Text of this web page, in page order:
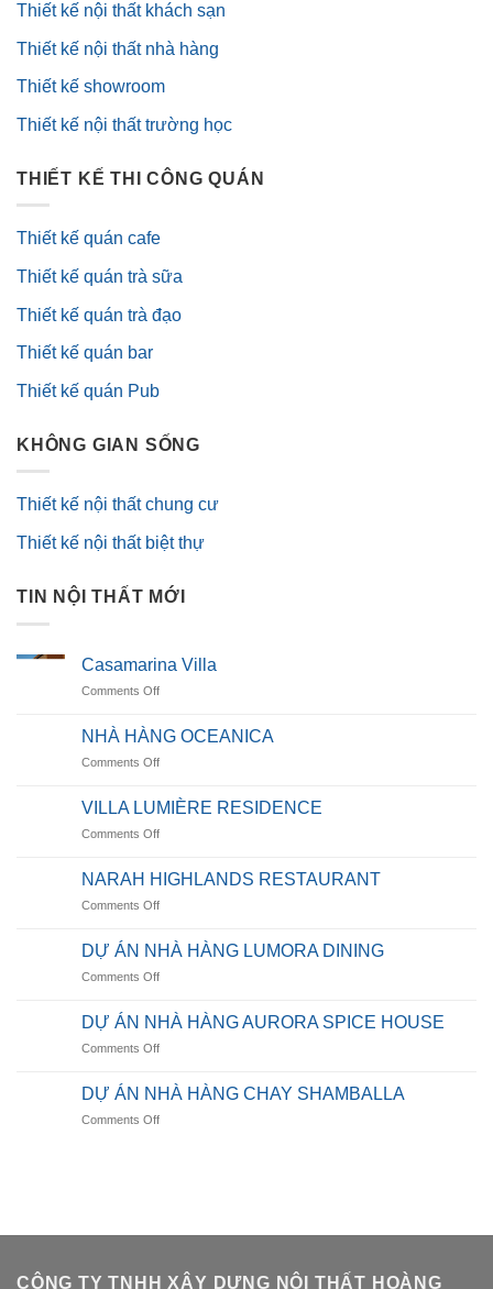
Thiết kế nội thất khách sạn
Thiết kế nội thất nhà hàng
Thiết kế showroom
Thiết kế nội thất trường học
THIẾT KẾ THI CÔNG QUÁN
Thiết kế quán cafe
Thiết kế quán trà sữa
Thiết kế quán trà đạo
Thiết kế quán bar
Thiết kế quán Pub
KHÔNG GIAN SỐNG
Thiết kế nội thất chung cư
Thiết kế nội thất biệt thự
TIN NỘI THẤT MỚI
Casamarina Villa
Comments Offon
Villa
NHÀ HÀNG OCEANICA
Comments Offon
HÀNG
OCEANICA
VILLA LUMIÈRE RESIDENCE
Comments Offon
LUMIÈRE
RESIDENCE
NARAH HIGHLANDS RESTAURANT
Comments Offon
HIGHLANDS
RESTAURANT
DỰ ÁN NHÀ HÀNG LUMORA DINING
Comments Offon
ÁN
NHÀ
HÀNG
DINING
DỰ ÁN NHÀ HÀNG AURORA SPICE HOUSE
Comments Offon
ÁN
NHÀ
HÀNG
DỰ ÁN NHÀ HÀNG CHAY SHAMBALLA
Comments Offon
CÔNG TY TNHH XÂY DỰNG NỘI THẤT HOÀNG